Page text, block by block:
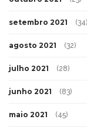
setembro 2021 (34)
agosto 2021 (32)
julho 2021 (28)
junho 2021 (83)
maio 2021 (45)